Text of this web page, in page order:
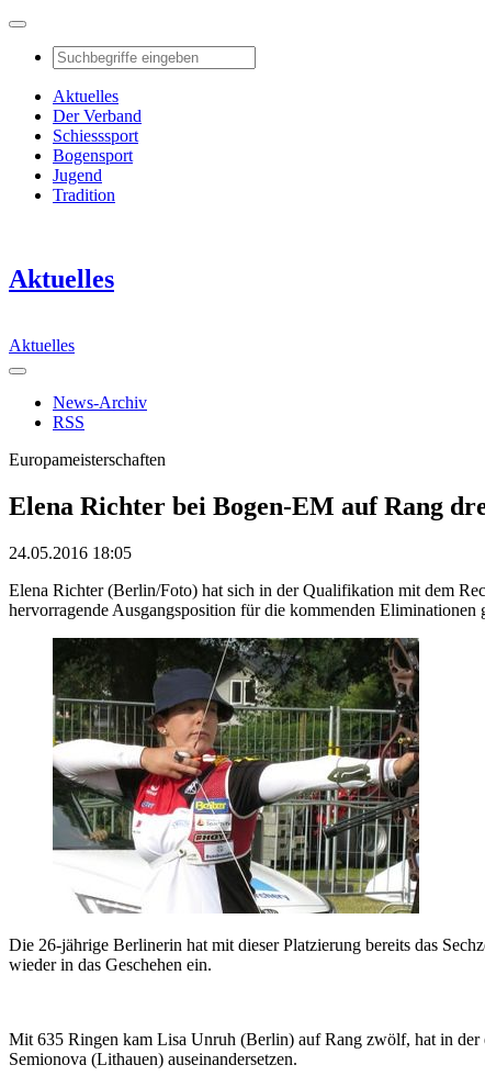
Aktuelles
Der Verband
Schiesssport
Bogensport
Jugend
Tradition
Aktuelles
Aktuelles
News-Archiv
RSS
Europameisterschaften
Elena Richter bei Bogen-EM auf Rang
24.05.2016 18:05
Elena Richter (Berlin/Foto) hat sich in der Qualifikation mit dem
hervorragende Ausgangsposition für die kommenden Eliminationen
Die 26-jährige Berlinerin hat mit dieser Platzierung bereits das
wieder in das Geschehen ein.
Mit 635 Ringen kam Lisa Unruh (Berlin) auf Rang zwölf, hat in der
Semionova (Lithauen) auseinandersetzen.